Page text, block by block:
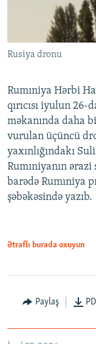
Rusiya dronu
Rumıniya Hərbi
qırıcısı iyulun
məkanında daha
vurulan üçüncü
yaxınlığındakı
Rumıniyanın
barədə Rumıniya
şəbəkəsində yazıb.
Ətraflı burada oxuyun
Paylaş